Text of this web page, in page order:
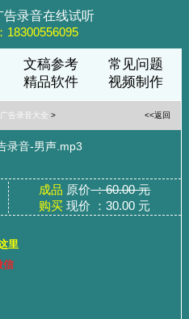
告录音在线试听
18300556095
文稿参考
常见问题
精品软件 视频制作
告录音大全 > <<返回
录音-男声.mp3
成品 原价：60.00 元
购买 现价 ：30.00 元
里
信